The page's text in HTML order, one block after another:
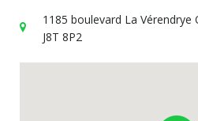
1185 boulevard La Vérendrye
J8T 8P2